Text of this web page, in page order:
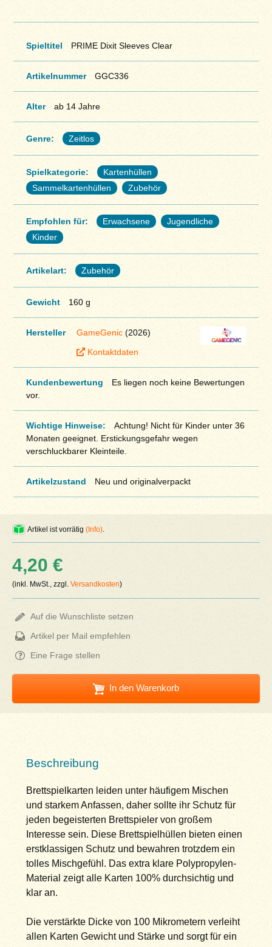
Spieltitel PRIME Dixit Sleeves Clear
Artikelnummer GGC336
Alter ab 14 Jahre
Genre: Zeitlos
Spielkategorie:
Kartenhüllen
Sammelkartenhüllen
Zubehör
Empfohlen für: Erwachsene
Jugendliche
Kinder
Artikelart: Zubehör
Gewicht 160 g
Hersteller GameGenic(2026)
Kontaktdaten
Kundenbewertung
Es liegen noch keine Bewertungen
vor.
Wichtige Hinweise:
Achtung! Nicht für Kinder unter 36
Monaten geeignet. Erstickungsgefahr wegen
verschluckbarer Kleinteile.
Artikelzustand Neu und originalverpackt
Artikel ist vorrätig(Info)
4,20 €
(inkl. MwSt., zzgl.Versandkosten)
Auf die Wunschliste setzen
Artikel per Mail empfehlen
Eine Frage stellen
In den Warenkorb
Beschreibung
Brettspielkarten leiden unter häufigem Mischen
und starkem Anfassen, daher sollte ihr Schutz für
jeden begeisterten Brettspieler von großem
Interesse sein. Diese Brettspielhüllen bieten einen
erstklassigen Schutz und bewahren trotzdem ein
tolles Mischgefühl. Das extra klare Polypropylen-
Material zeigt alle Karten 100% durchsichtig und
klar an.
Die verstärkte Dicke von 100 Mikrometern verleiht
allen Karten Gewicht und Stärke und sorgt für ein